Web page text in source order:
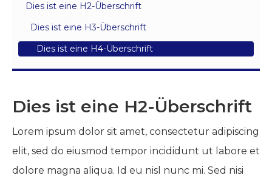
Dies ist eine H2-Überschrift
Dies ist eine H3-Überschrift
Dies ist eine H4-Überschrift
Dies ist eine H2-Überschrift
Lorem ipsum dolor sit amet, consectetur adipiscing
elit, sed do eiusmod tempor incididunt ut labore et
dolore magna aliqua. Id eu nisl nunc mi. Sed nisi